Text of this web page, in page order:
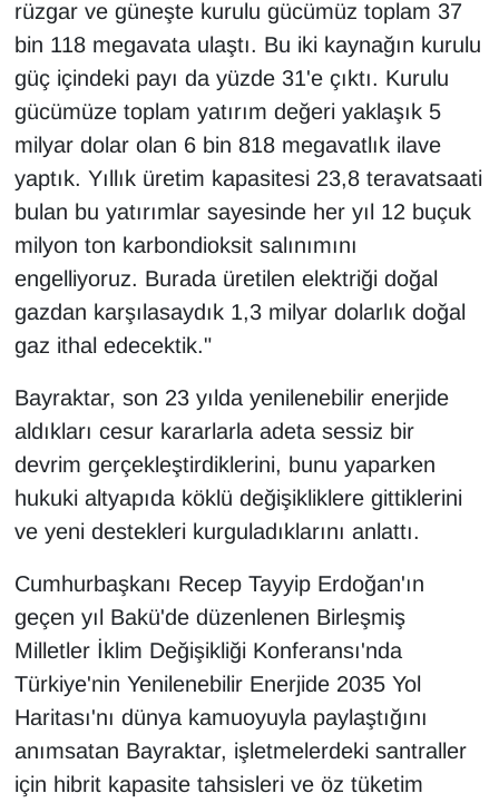
rüzgar ve güneşte kurulu gücümüz toplam 37
bin 118 megavata ulaştı. Bu iki kaynağın kurulu
güç içindeki payı da yüzde 31'e çıktı. Kurulu
gücümüze toplam yatırım değeri yaklaşık 5
milyar dolar olan 6 bin 818 megavatlık ilave
yaptık. Yıllık üretim kapasitesi 23,8 teravatsaati
bulan bu yatırımlar sayesinde her yıl 12 buçuk
milyon ton karbondioksit salınımını
engelliyoruz. Burada üretilen elektriği doğal
gazdan karşılasaydık 1,3 milyar dolarlık doğal
gaz ithal edecektik."
Bayraktar, son 23 yılda yenilenebilir enerjide
aldıkları cesur kararlarla adeta sessiz bir
devrim gerçekleştirdiklerini, bunu yaparken
hukuki altyapıda köklü değişikliklere gittiklerini
ve yeni destekleri kurguladıklarını anlattı.
Cumhurbaşkanı Recep Tayyip Erdoğan'ın
geçen yıl Bakü'de düzenlenen Birleşmiş
Milletler İklim Değişikliği Konferansı'nda
Türkiye'nin Yenilenebilir Enerjide 2035 Yol
Haritası'nı dünya kamuoyuyla paylaştığını
anımsatan Bayraktar, işletmelerdeki santraller
için hibrit kapasite tahsisleri ve öz tüketim